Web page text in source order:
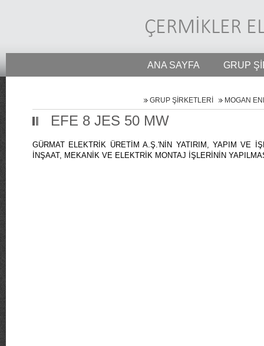
ANA SAYFA GRUP
GRUP ŞİRKETLERİ MOGAN
EFE 8 JES 50 MW
GÜRMAT ELEKTRİK ÜRETİM A.Ş.'NİN YATIRIM, YAPIM VE
İNŞAAT, MEKANİK VE ELEKTRİK MONTAJ İŞLERİNİN